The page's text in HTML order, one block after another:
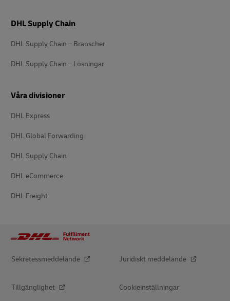
DHL Supply Chain
DHL Supply Chain – Branscher
DHL Supply Chain – Lösningar
Våra divisioner
DHL Express
DHL Global Forwarding
DHL Supply Chain
DHL eCommerce
DHL Freight
Sekretessmeddelande Juridiskt meddelande
Tillgänglighet Cookieinställningar